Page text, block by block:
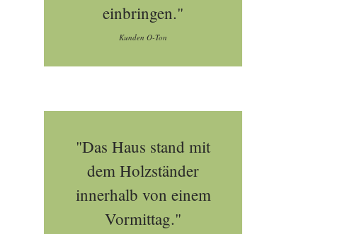
einbringen."
Kunden O-Ton
"Das Haus stand mit
dem Holzständer
innerhalb von einem
Vormittag."